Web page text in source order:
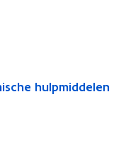
hulpmiddelen